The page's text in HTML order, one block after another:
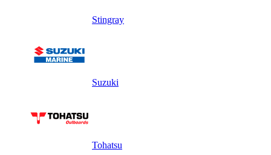
Stingray
Suzuki
Tohatsu